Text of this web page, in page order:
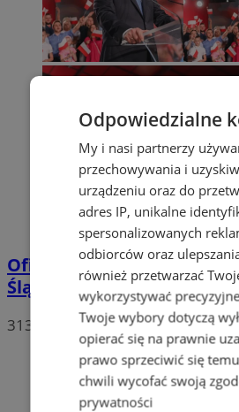
Oficjalne wyniki wyborów:
Śląskiej wygrywa Andrzej
313
Odpowiedzialne
My i nasi partnerzy
przechowywania i
urządzeniu oraz do
adres IP, unikalne
spersonalizowanych
odbiorców oraz
również przetwarzać
wykorzystywać
Twoje wybory dotyczą
opierać się na prawnie
prawo sprzeciwić się
chwili wycofać swoją
prywatności